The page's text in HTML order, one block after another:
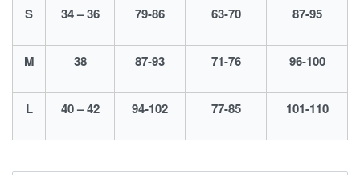
S 34 – 36 79-86 63-70 87-95
M 38 87-93 71-76 96-100
L 40 – 42 94-102 77-85 101-110